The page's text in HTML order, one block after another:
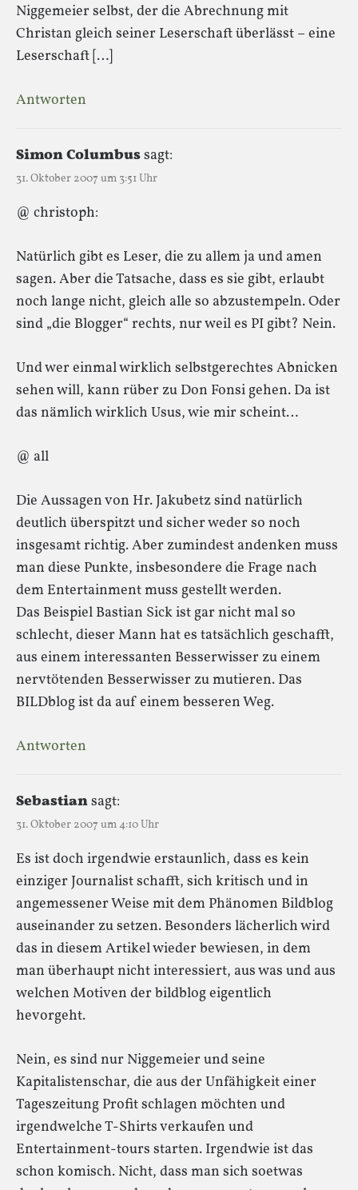
Niggemeier selbst, der die Abrechnung mit
Christan gleich seiner Leserschaft überlässt – eine
Leserschaft […]
Antworten
Simon Columbussagt:
31. Oktober 2007 um 3:51 Uhr
@ christoph:
Natürlich gibt es Leser, die zu allem ja und amen
sagen. Aber die Tatsache, dass es sie gibt, erlaubt
noch lange nicht, gleich alle so abzustempeln. Oder
sind „die Blogger“ rechts, nur weil es PI gibt? Nein.
Und wer einmal wirklich selbstgerechtes Abnicken
sehen will, kann rüber zu Don Fonsi gehen. Da ist
das nämlich wirklich Usus, wie mir scheint…
@ all
Die Aussagen von Hr. Jakubetz sind natürlich
deutlich überspitzt und sicher weder so noch
insgesamt richtig. Aber zumindest andenken muss
man diese Punkte, insbesondere die Frage nach
dem Entertainment muss gestellt werden.
Das Beispiel Bastian Sick ist gar nicht mal so
schlecht, dieser Mann hat es tatsächlich geschafft,
aus einem interessanten Besserwisser zu einem
nervtötenden Besserwisser zu mutieren. Das
BILDblog ist da auf einem besseren Weg.
Antworten
Sebastiansagt:
31. Oktober 2007 um 4:10 Uhr
Es ist doch irgendwie erstaunlich, dass es kein
einziger Journalist schafft, sich kritisch und in
angemessener Weise mit dem Phänomen Bildblog
auseinander zu setzen. Besonders lächerlich wird
das in diesem Artikel wieder bewiesen, in dem
man überhaupt nicht interessiert, aus was und aus
welchen Motiven der bildblog eigentlich
hevorgeht.
Nein, es sind nur Niggemeier und seine
Kapitalistenschar, die aus der Unfähigkeit einer
Tageszeitung Profit schlagen möchten und
irgendwelche T-Shirts verkaufen und
Entertainment-tours starten. Irgendwie ist das
schon komisch. Nicht, dass man sich soetwas